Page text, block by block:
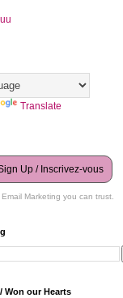
Translate
Up / Inscrivez-vous
Email Marketing you can trust.
Won our Hearts